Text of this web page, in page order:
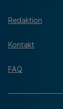
Redaktion
Kontakt
FAQ